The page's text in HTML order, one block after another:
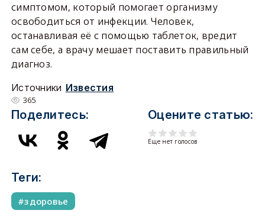
симптомом, который помогает организму
освободиться от инфекции. Человек,
останавливая её с помощью таблеток, вредит
сам себе, а врачу мешает поставить правильный
диагноз.
Источники Известия
365
Поделитесь: Оцените статью:
Еще нет голосов
Теги:
здоровье